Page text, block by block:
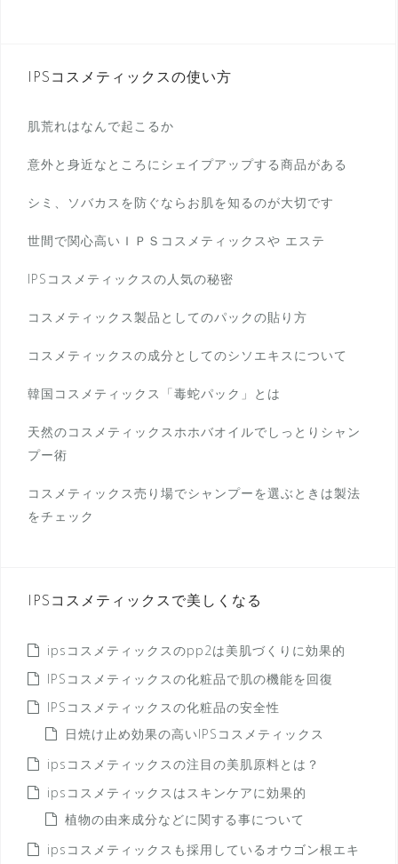
IPSコスメティックスの使い方
肌荒れはなんで起こるか
意外と身近なところにシェイプアップする商品がある
シミ、ソバカスを防ぐならお肌を知るのが大切です
世間で関心高いＩＰＳコスメティックスや エステ
IPSコスメティックスの人気の秘密
コスメティックス製品としてのパックの貼り方
コスメティックスの成分としてのシソエキスについて
韓国コスメティックス「毒蛇パック」とは
天然のコスメティックスホホバオイルでしっとりシャン
プー術
コスメティックス売り場でシャンプーを選ぶときは製法
をチェック
IPSコスメティックスで美しくなる
ipsコスメティックスのpp2は美肌づくりに効果的
IPSコスメティックスの化粧品で肌の機能を回復
IPSコスメティックスの化粧品の安全性
日焼け止め効果の高いIPSコスメティックス
ipsコスメティックスの注目の美肌原料とは？
ipsコスメティックスはスキンケアに効果的
植物の由来成分などに関する事について
ipsコスメティックスも採用しているオウゴン根エキ